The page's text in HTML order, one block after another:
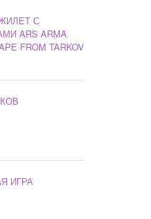
С
ARS ARMA
FROM TARKOV
ИГРА